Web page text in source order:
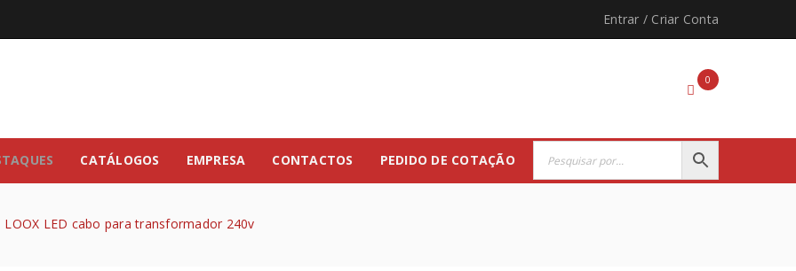
Entrar / Criar Conta
0
CATÁLOGOS EMPRESA CONTACTOS PEDIDO DE COTAÇÃO
LOOX LED cabo para transformador 240v